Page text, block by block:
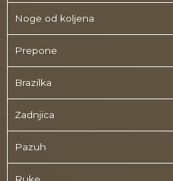
Noge od koljena
Prepone
Brazilka
Zadnjica
Pazuh